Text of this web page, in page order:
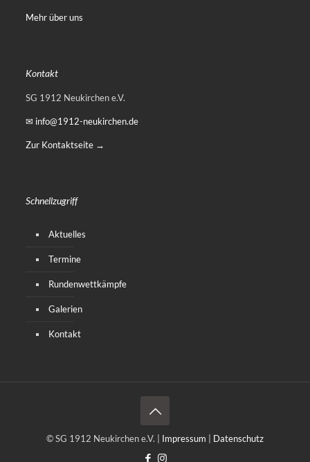
Mehr über uns
Kontakt
SG 1912 Neukirchen e.V.
✉ info@1912-neukirchen.de
Zur Kontaktseite →
Schnellzugriff
Aktuelles
Termine
Rundenwettkämpfe
Galerien
Kontakt
© SG 1912 Neukirchen e.V. | Impressum Datenschutz